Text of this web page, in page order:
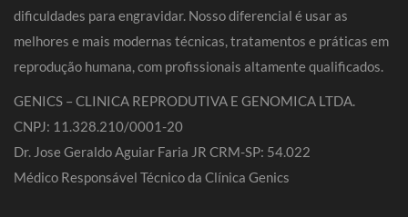
dificuldades para engravidar. Nosso diferencial é usar as
melhores e mais modernas técnicas, tratamentos e práticas em
reprodução humana, com profissionais altamente qualificados.
GENICS – CLINICA REPRODUTIVA E GENOMICA LTDA.
CNPJ: 11.328.210/0001-20
Dr. Jose Geraldo Aguiar Faria JR CRM-SP: 54.022
Médico Responsável Técnico da Clínica Genics